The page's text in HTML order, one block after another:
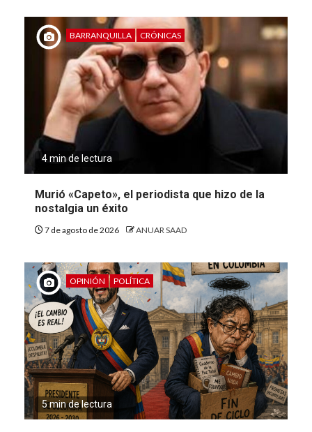
BARRANQUILLA CRÓNICAS
4 min de lectura
Murió «Capeto», el periodista que hizo de la
nostalgia un éxito
7 de agosto de 2026 ANUAR SAAD
OPINIÓN POLÍTICA
5 min de lectura